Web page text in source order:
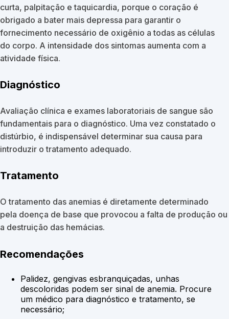
curta, palpitação e taquicardia, porque o coração é
obrigado a bater mais depressa para garantir o
fornecimento necessário de oxigênio a todas as células
do corpo. A intensidade dos sintomas aumenta com a
atividade física.
Diagnóstico
Avaliação clínica e exames laboratoriais de sangue são
fundamentais para o diagnóstico. Uma vez constatado o
distúrbio, é indispensável determinar sua causa para
introduzir o tratamento adequado.
Tratamento
O tratamento das anemias é diretamente determinado
pela doença de base que provocou a falta de produção ou
a destruição das hemácias.
Recomendações
Palidez, gengivas esbranquiçadas, unhas
descoloridas podem ser sinal de anemia. Procure
um médico para diagnóstico e tratamento, se
necessário;